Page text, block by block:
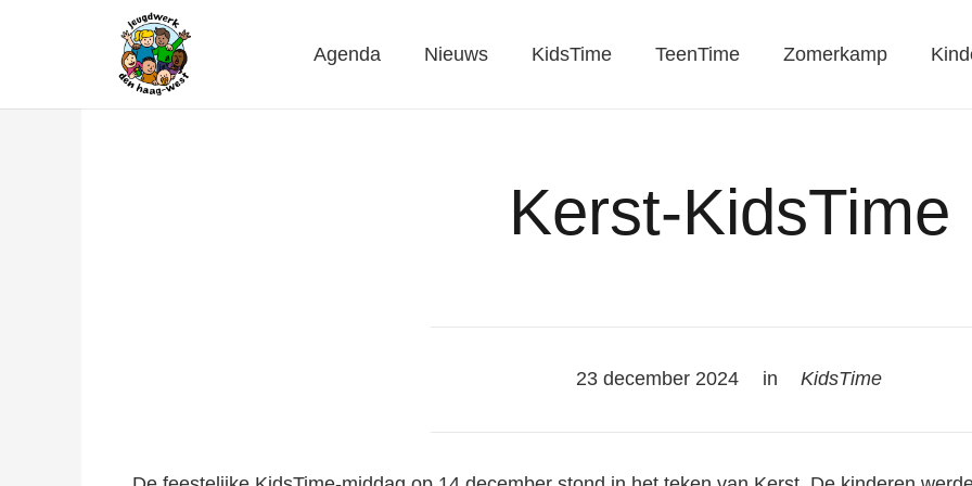
Agenda Nieuws KidsTime TeenTime Zomerkamp
Kerst-KidsTime
23 december 2024 in KidsTime